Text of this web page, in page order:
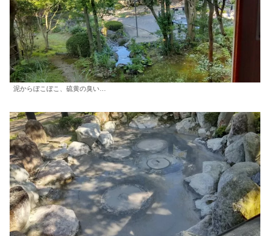
泥からぼこぼこ、硫黄の臭い…